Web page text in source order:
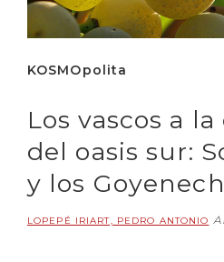
KOSMOpolita
Los vascos a
del oasis sur:
y los
LOPEPÉ IRIART, PEDRO ANTONIO